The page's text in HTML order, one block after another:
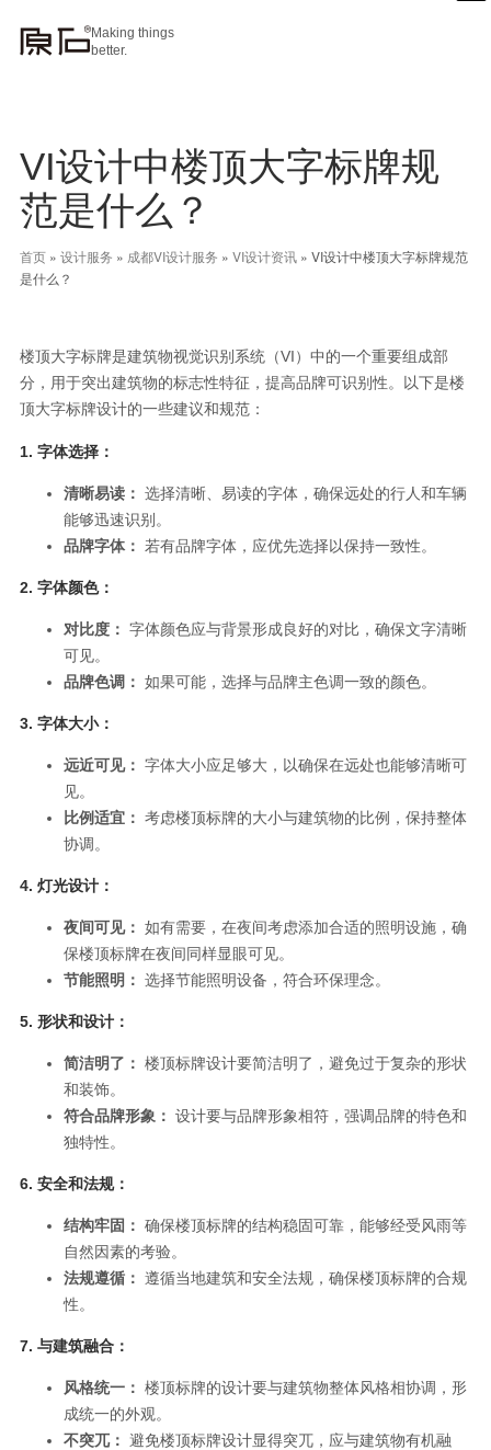
Making things
better.
VI设计中楼顶大字标牌规
范是什么？
首页 » 设计服务 » 成都VI设计服务 » VI设计资讯 » VI设计中楼顶大字标牌规范
是什么？
楼顶大字标牌是建筑物视觉识别系统（VI）中的一个重要组成部
分，用于突出建筑物的标志性特征，提高品牌可识别性。以下是楼
顶大字标牌设计的一些建议和规范：
1. 字体选择：
清晰易读： 选择清晰、易读的字体，确保远处的行人和车辆
能够迅速识别。
品牌字体： 若有品牌字体，应优先选择以保持一致性。
2. 字体颜色：
对比度： 字体颜色应与背景形成良好的对比，确保文字清晰
可见。
品牌色调： 如果可能，选择与品牌主色调一致的颜色。
3. 字体大小：
远近可见： 字体大小应足够大，以确保在远处也能够清晰可
见。
比例适宜： 考虑楼顶标牌的大小与建筑物的比例，保持整体
协调。
4. 灯光设计：
夜间可见： 如有需要，在夜间考虑添加合适的照明设施，确
保楼顶标牌在夜间同样显眼可见。
节能照明： 选择节能照明设备，符合环保理念。
5. 形状和设计：
简洁明了： 楼顶标牌设计要简洁明了，避免过于复杂的形状
和装饰。
符合品牌形象： 设计要与品牌形象相符，强调品牌的特色和
独特性。
6. 安全和法规：
结构牢固： 确保楼顶标牌的结构稳固可靠，能够经受风雨等
自然因素的考验。
法规遵循： 遵循当地建筑和安全法规，确保楼顶标牌的合规
性。
7. 与建筑融合：
风格统一： 楼顶标牌的设计要与建筑物整体风格相协调，形
成统一的外观。
不突兀： 避免楼顶标牌设计显得突兀，应与建筑物有机融